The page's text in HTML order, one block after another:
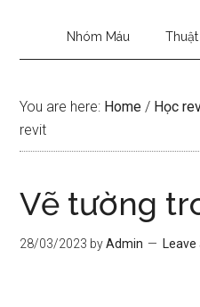
Nhóm Máu
You are here: Home / Học
revit
Vẽ tường
28/03/2023 byAdmin